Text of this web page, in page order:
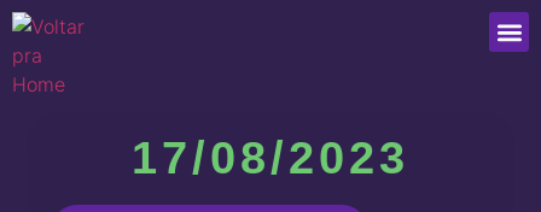
17/08/2023